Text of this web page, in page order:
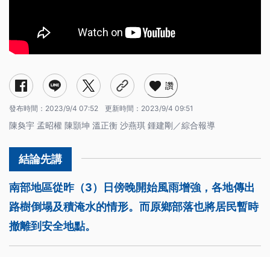
讚
發布時間： 2023/9/4 07:52 更新時間： 2023/9/4 09:51
陳奐宇 孟昭權 陳顥坤 溫正衡 沙燕琪 鍾建剛／綜合報導
南部地區從昨（3）日傍晚開始風雨增強，各地傳出
路樹倒塌及積淹水的情形。而原鄉部落也將居民暫時
撤離到安全地點。